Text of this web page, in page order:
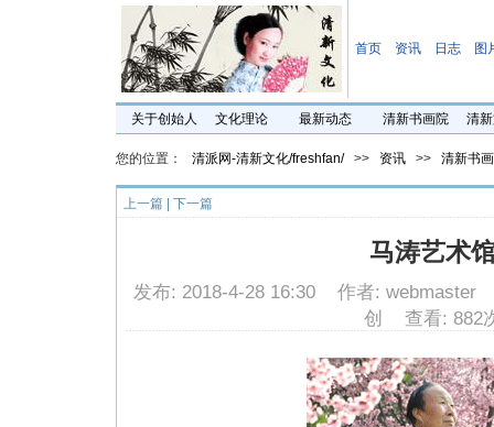
首页 资讯 日志 图
关于创始人 文化理论 最新动态 清新书画院 清
您的位置： 清派网-清新文化/freshfan/ >> 资讯 >> 清新书
上一篇 | 下一篇
马涛艺术
发布: 2018-4-28 16:30 作者: webmaster
创 查看: 882